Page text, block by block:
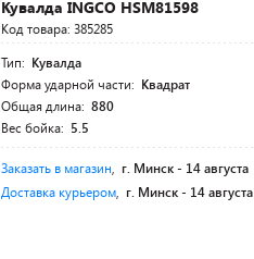
Кувалда INGCO HSM81598
Код товара: 385285
Тип: Кувалда
Форма ударной части: Квадрат
Общая длина: 880
Вес бойка: 5.5
Заказать в магазин, г. Минск - 14 августа
Доставка курьером, г. Минск - 14 августа